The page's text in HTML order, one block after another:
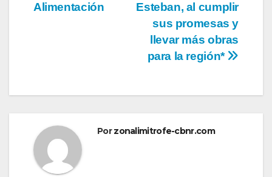
Esteban, al cumplir
sus promesas y
llevar más obras
para la región*
Alimentación
Porzonalimitrofe-cbnr.com